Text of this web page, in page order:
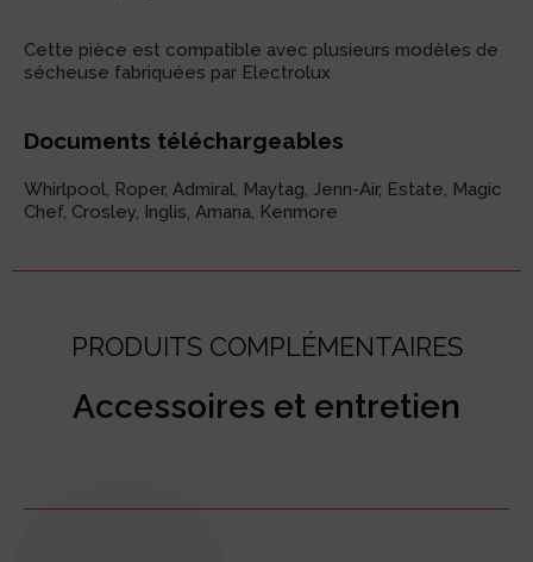
Cette pièce est compatible avec plusieurs modèles de
sécheuse fabriquées par Electrolux
Documents téléchargeables
Whirlpool, Roper, Admiral, Maytag, Jenn-Air, Estate, Magic
Chef, Crosley, Inglis, Amana, Kenmore
PRODUITS COMPLÉMENTAIRES
Accessoires et entretien